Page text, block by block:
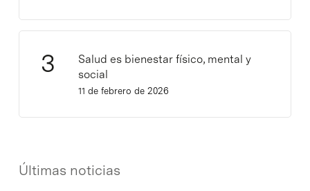
Salud es bienestar físico, mental y
social
11 de febrero de 2026
Últimas noticias